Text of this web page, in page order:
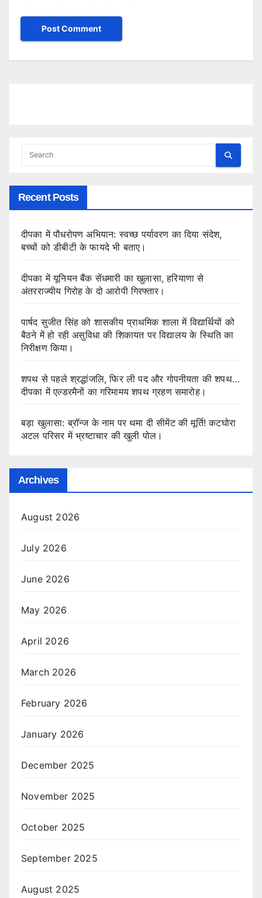
Recent Posts
दीपका में पौधरोपण अभियान: स्वच्छ पर्यावरण का दिया संदेश,
बच्चों को डीबीटी के फायदे भी बताए।
दीपका में यूनियन बैंक सेंधमारी का खुलासा, हरियाणा से
अंतरराज्यीय गिरोह के दो आरोपी गिरफ्तार।
पार्षद सुजीत सिंह को शासकीय प्राथमिक शाला में विद्यार्थियों को
बैठने में हो रही असुविधा की शिकायत पर विद्यालय के स्थिति का
निरीक्षण किया।
शपथ से पहले श्रद्धांजलि, फिर ली पद और गोपनीयता की शपथ…
दीपका में एल्डरमैनों का गरिमामय शपथ ग्रहण समारोह।
बड़ा खुलासा: ब्रॉन्ज के नाम पर थमा दी सीमेंट की मूर्ति! कटघोरा
अटल परिसर में भ्रष्टाचार की खुली पोल।
Archives
August 2026
July 2026
June 2026
May 2026
April 2026
March 2026
February 2026
January 2026
December 2025
November 2025
October 2025
September 2025
August 2025